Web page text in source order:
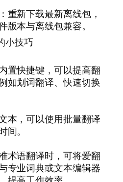
重新下载最新离线包，
版本与离线包兼容。
小技巧
置快捷键，可以提高翻
如划词翻译、快速切换
本，可以使用批量翻译
间。
术语翻译时，可将爱翻
专业词典或文本编辑器